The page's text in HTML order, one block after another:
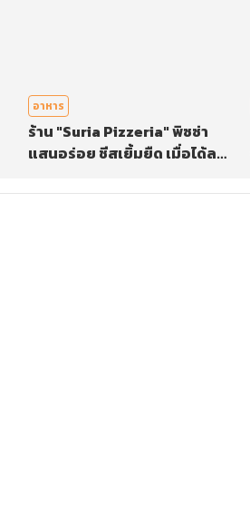
อาหาร
ร้าน "Suria Pizzeria" พิซซ่า
แสนอร่อย ชีสเยิ้มยืด เมื่อได้ลอง